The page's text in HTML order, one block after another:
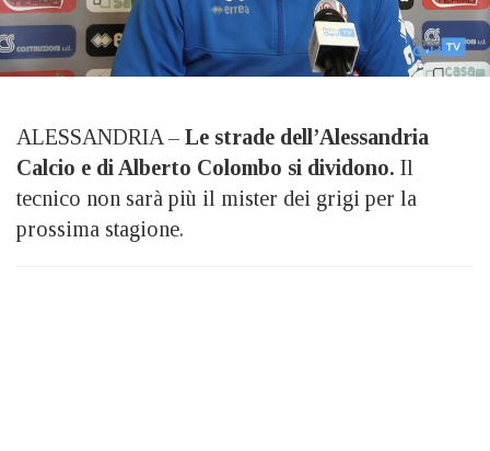
ALESSANDRIA – Le strade dell’Alessandria
Calcio e di Alberto Colombo si dividono. Il
tecnico non sarà più il mister dei grigi per la
prossima stagione.